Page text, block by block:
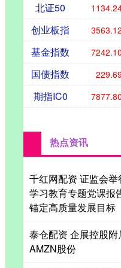
北证50
创业板指 3563.12
基金指数 7242.10
国债指数
期指IC0 7877.80
热点资讯
千红网配资 证监会举
学习教育专题党课报
锚定高质量发展目标
泰仓配资 企展控股
AMZN股份